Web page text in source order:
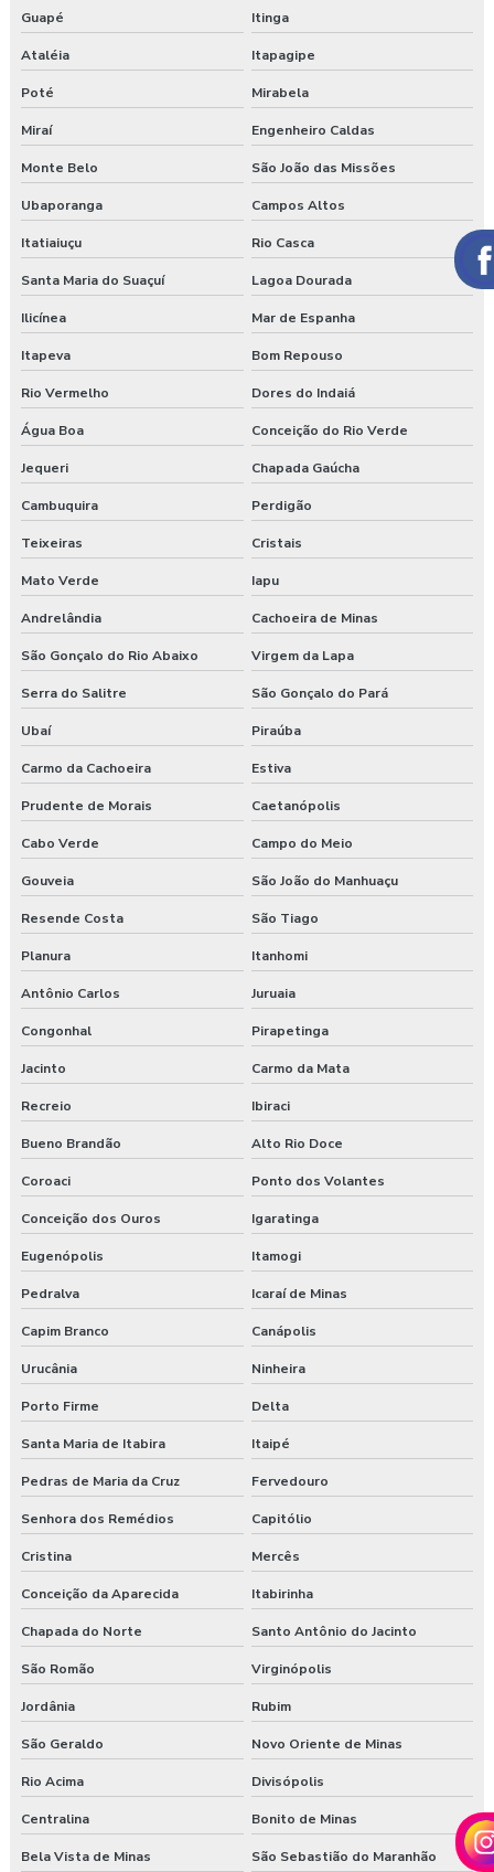
Guapé Itinga
Ataléia Itapagipe
Poté Mirabela
Miraí Engenheiro Caldas
Monte Belo São João das Missões
Ubaporanga Campos Altos
Itatiaiuçu Rio Casca
Santa Maria do Suaçuí Lagoa Dourada
Ilicínea Mar de Espanha
Itapeva Bom Repouso
Rio Vermelho Dores do Indaiá
Água Boa Conceição do Rio Verde
Jequeri Chapada Gaúcha
Cambuquira Perdigão
Teixeiras Cristais
Mato Verde Iapu
Andrelândia Cachoeira de Minas
São Gonçalo do Rio Abaixo Virgem da Lapa
Serra do Salitre São Gonçalo do Pará
Ubaí Piraúba
Carmo da Cachoeira Estiva
Prudente de Morais Caetanópolis
Cabo Verde Campo do Meio
Gouveia São João do Manhuaçu
Resende Costa São Tiago
Planura Itanhomi
Antônio Carlos Juruaia
Congonhal Pirapetinga
Jacinto Carmo da Mata
Recreio Ibiraci
Bueno Brandão Alto Rio Doce
Coroaci Ponto dos Volantes
Conceição dos Ouros Igaratinga
Eugenópolis Itamogi
Pedralva Icaraí de Minas
Capim Branco Canápolis
Urucânia Ninheira
Porto Firme Delta
Santa Maria de Itabira Itaipé
Pedras de Maria da Cruz Fervedouro
Senhora dos Remédios Capitólio
Cristina Mercês
Conceição da Aparecida Itabirinha
Chapada do Norte Santo Antônio do Jacinto
São Romão Virginópolis
Jordânia Rubim
São Geraldo Novo Oriente de Minas
Rio Acima Divisópolis
Centralina Bonito de Minas
Bela Vista de Minas São Sebastião do Maranhão